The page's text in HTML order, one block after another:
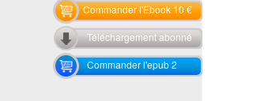
Commander l'Ebook 10 €
Téléchargement abonné
Commander l'epub 2